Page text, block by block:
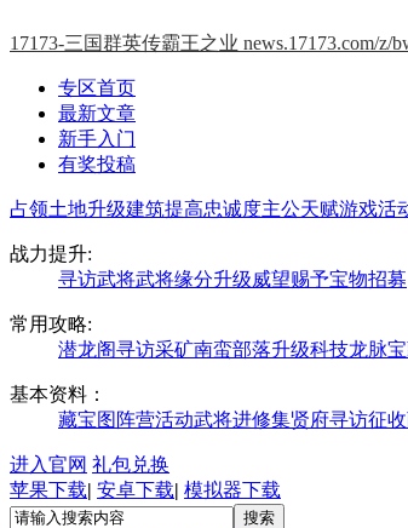
17173-三国群英传霸王之业 news.17173.com/z/
专区首页
最新文章
新手入门
有奖投稿
占领土地升级建筑提高忠诚度主公天赋游戏活
战力提升:
寻访武将武将缘分升级威望赐予宝物招募
常用攻略:
潜龙阁寻访采矿南蛮部落升级科技龙脉
基本资料：
藏宝图 阵营活动武将进修集贤府寻访征收
进入官网 礼包兑换
苹果下载| 安卓下载| 模拟器下载